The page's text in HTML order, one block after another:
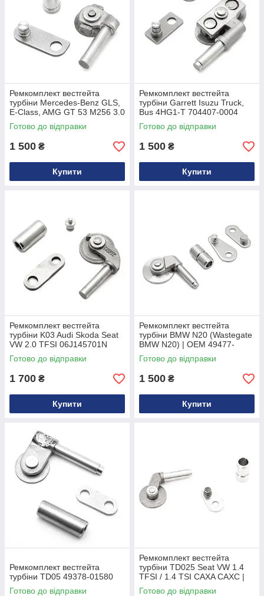
видимих зовнішніх пошкоджень турбіни — у більшості таких
випадків причина в розірваній мембрані чи розхитаній тязі
актуатора, а не в самому картриджі турбіни.
Ремкомплект вестгейта
турбіни Mercedes-Benz GLS,
E-Class, AMG GT 53 M256 3.0
A2560901100
Готово до відправки
1 500 ₴
Купити
Ремкомплект вестгейта
турбіни Garrett Isuzu Truck,
Bus 4HG1-T 704407-0004
Готово до відправки
1 500 ₴
Купити
Ремкомплект вестгейта
турбіни K03 Audi Skoda Seat
VW 2.0 TFSI 06J145701N
Готово до відправки
1 700 ₴
Купити
Ремкомплект вестгейта
турбіни BMW N20 (Wastegate
BMW N20) | OEM 49477-
02006
Готово до відправки
1 500 ₴
Купити
Ремкомплект вестгейта
турбіни TD05 49378-01580
Готово до відправки
Ремкомплект вестгейта
турбіни TD025 Seat VW 1.4
TFSI / 1.4 TSI CAXA CAXC |
OEM 4937301001
Готово до відправки